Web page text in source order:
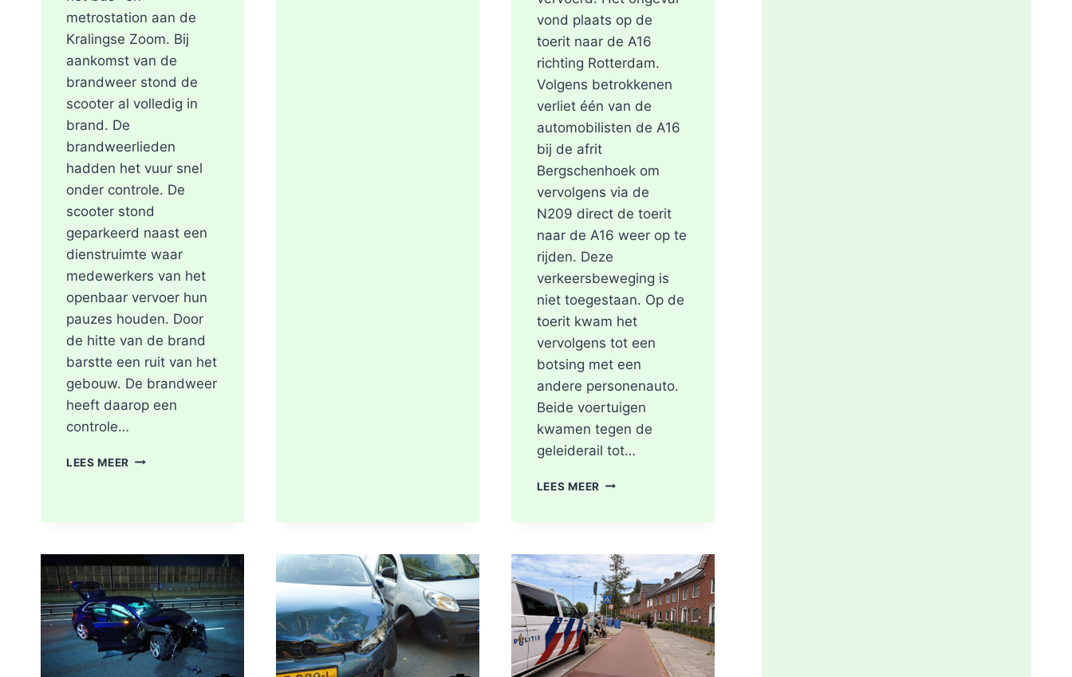
metrostation aan de
Kralingse Zoom. Bij
aankomst van de
brandweer stond de
scooter al volledig in
brand. De
brandweerlieden
hadden het vuur snel
onder controle. De
scooter stond
geparkeerd naast een
dienstruimte waar
medewerkers van het
openbaar vervoer hun
pauzes houden. Door
de hitte van de brand
barstte een ruit van het
gebouw. De brandweer
heeft daarop een
controle…
LEES MEER SCOOTER
KRALINGSE
ZOOM
IN
ROTTERDAM
vond plaats op de
toerit naar de A16
richting Rotterdam.
Volgens betrokkenen
verliet één van de
automobilisten de A16
bij de afrit
Bergschenhoek om
vervolgens via de
N209 direct de toerit
naar de A16 weer op te
rijden. Deze
verkeersbeweging is
niet toegestaan. Op de
toerit kwam het
vervolgens tot een
botsing met een
andere personenauto.
Beide voertuigen
kwamen tegen de
geleiderail tot…
LEES MEERGEWONDE
ONGEVAL
TOERIT
A16
BERGSCHENHOEK
RICHTING
ROTTERDAM